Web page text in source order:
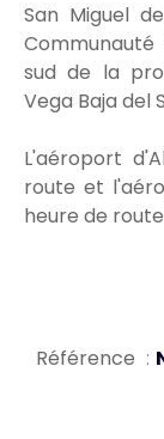
San Miguel
Communauté
sud de la
Vega Baja del
L'aéroport
route et
heure de
Référence